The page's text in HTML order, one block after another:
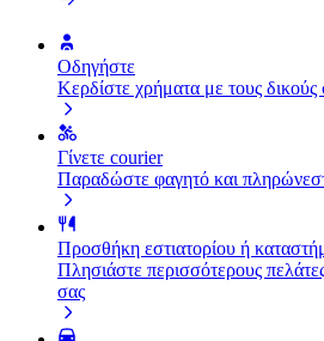
Οδηγήστε
Κερδίστε χρήματα με τους δικούς
Γίνετε courier
Παραδώστε φαγητό και
Προσθήκη εστιατορίου ή
Πλησιάστε περισσότερους
σας